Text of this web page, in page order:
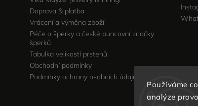
Používáme
analýze
Doprava & platba
Vrácení a výměna zboží
Péče o šperky a české puncovní značky
šperků
Tabulka velikostí prstenů
Obchodní podmínky
Podmínky ochrany osobních údajů